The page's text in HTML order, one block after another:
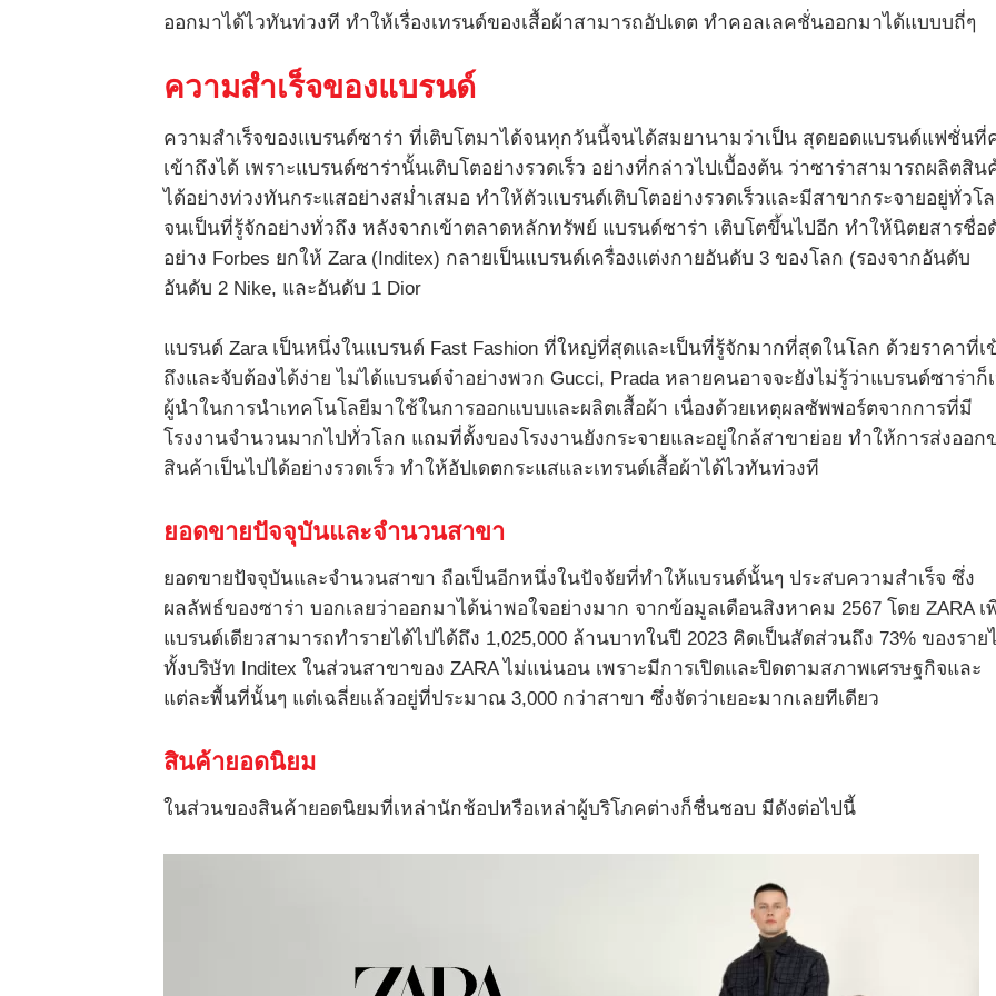
ออกมาได้ไวทันท่วงที ทำให้เรื่องเทรนด์ของเสื้อผ้าสามารถอัปเดต ทำคอลเลคชั่นออกมาได้แบบบถี่ๆ
ความสำเร็จของแบรนด์
ความสำเร็จของแบรนด์ซาร่า ที่เติบโตมาได้จนทุกวันนี้จนได้สมยานามว่าเป็น สุดยอดแบรนด์แฟชั่นที่
เข้าถึงได้ เพราะแบรนด์ซาร่านั้นเติบโตอย่างรวดเร็ว อย่างที่กล่าวไปเบื้องต้น ว่าซาร่าสามารถผลิตสิน
ได้อย่างท่วงทันกระแสอย่างสม่ำเสมอ ทำให้ตัวแบรนด์เติบโตอย่างรวดเร็วและมีสาขากระจายอยู่ทั่วโ
จนเป็นที่รู้จักอย่างทั่วถึง หลังจากเข้าตลาดหลักทรัพย์ แบรนด์ซาร่า เติบโตขึ้นไปอีก ทำให้นิตยสารชื่อ
อย่าง Forbes ยกให้ Zara (Inditex) กลายเป็นแบรนด์เครื่องแต่งกายอันดับ 3 ของโลก (รองจากอันดับ
อันดับ 2 Nike, และอันดับ 1 Dior
แบรนด์ Zara เป็นหนึ่งในแบรนด์ Fast Fashion ที่ใหญ่ที่สุดและเป็นที่รู้จักมากที่สุดในโลก ด้วยราคาที่เ
ถึงและจับต้องได้ง่าย ไม่ได้แบรนด์จ๋าอย่างพวก Gucci, Prada หลายคนอาจจะยังไม่รู้ว่าแบรนด์ซาร่าก็
ผู้นำในการนำเทคโนโลยีมาใช้ในการออกแบบและผลิตเสื้อผ้า เนื่องด้วยเหตุผลซัพพอร์ตจากการที่มี
โรงงานจำนวนมากไปทั่วโลก แถมที่ตั้งของโรงงานยังกระจายและอยู่ใกล้สาขาย่อย ทำให้การส่งออก
สินค้าเป็นไปได้อย่างรวดเร็ว ทำให้อัปเดตกระแสและเทรนด์เสื้อผ้าได้ไวทันท่วงที
ยอดขายปัจจุบันและจำนวนสาขา
ยอดขายปัจจุบันและจำนวนสาขา ถือเป็นอีกหนึ่งในปัจจัยที่ทำให้แบรนด์นั้นๆ ประสบความสำเร็จ ซึ่ง
ผลลัพธ์ของซาร่า บอกเลยว่าออกมาได้น่าพอใจอย่างมาก จากข้อมูลเดือนสิงหาคม 2567 โดย ZARA เ
แบรนด์เดียวสามารถทำรายได้ไปได้ถึง 1,025,000 ล้านบาทในปี 2023 คิดเป็นสัดส่วนถึง 73% ของราย
ทั้งบริษัท Inditex ในส่วนสาขาของ ZARA ไม่แน่นอน เพราะมีการเปิดและปิดตามสภาพเศรษฐกิจและ
แต่ละพื้นที่นั้นๆ แต่เฉลี่ยแล้วอยู่ที่ประมาณ 3,000 กว่าสาขา ซึ่งจัดว่าเยอะมากเลยทีเดียว
สินค้ายอดนิยม
ในส่วนของสินค้ายอดนิยมที่เหล่านักช้อปหรือเหล่าผู้บริโภคต่างก็ชื่นชอบ มีดังต่อไปนี้